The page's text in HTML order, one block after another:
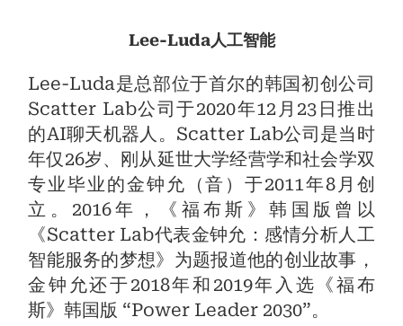
Lee-Luda人工智能
Lee-Luda是总部位于首尔的韩国初创公司
Scatter Lab公司于2020年12月23日推出
的AI聊天机器人。Scatter Lab公司是当时
年仅26岁、刚从延世大学经营学和社会学双
专业毕业的金钟允（音）于2011年8月创
立。2016年，《福布斯》韩国版曾以
《Scatter Lab代表金钟允：感情分析人工
智能服务的梦想》为题报道他的创业故事，
金钟允还于2018年和2019年入选《福布
斯》韩国版 “Power Leader 2030”。